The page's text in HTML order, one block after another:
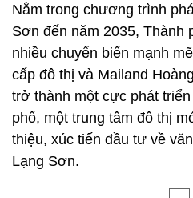
Nằm trong chương trình
Sơn đến năm 2035, Thành
nhiều chuyển biến mạnh
cấp đô thị và Mailand
trở thành một cực phát
phố, một trung tâm đô thị
thiệu, xúc tiến đầu tư về
Lạng Sơn.